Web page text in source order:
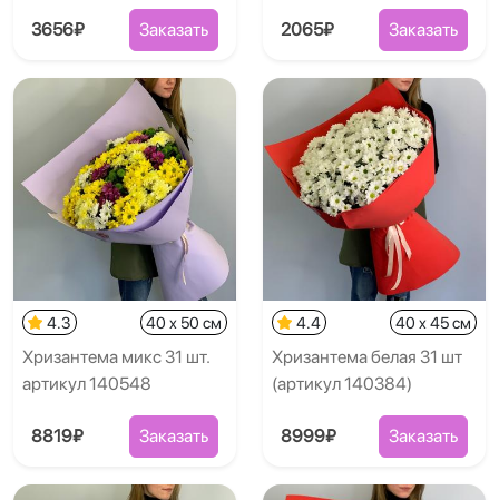
3656₽ Заказать 2065₽ Заказать
4.3 40 x 50 см
Хризантема микс 31 шт.
артикул 140548
8819₽ Заказать
4.4 40 x 45 см
Хризантема белая 31 шт
(артикул 140384)
8999₽ Заказать